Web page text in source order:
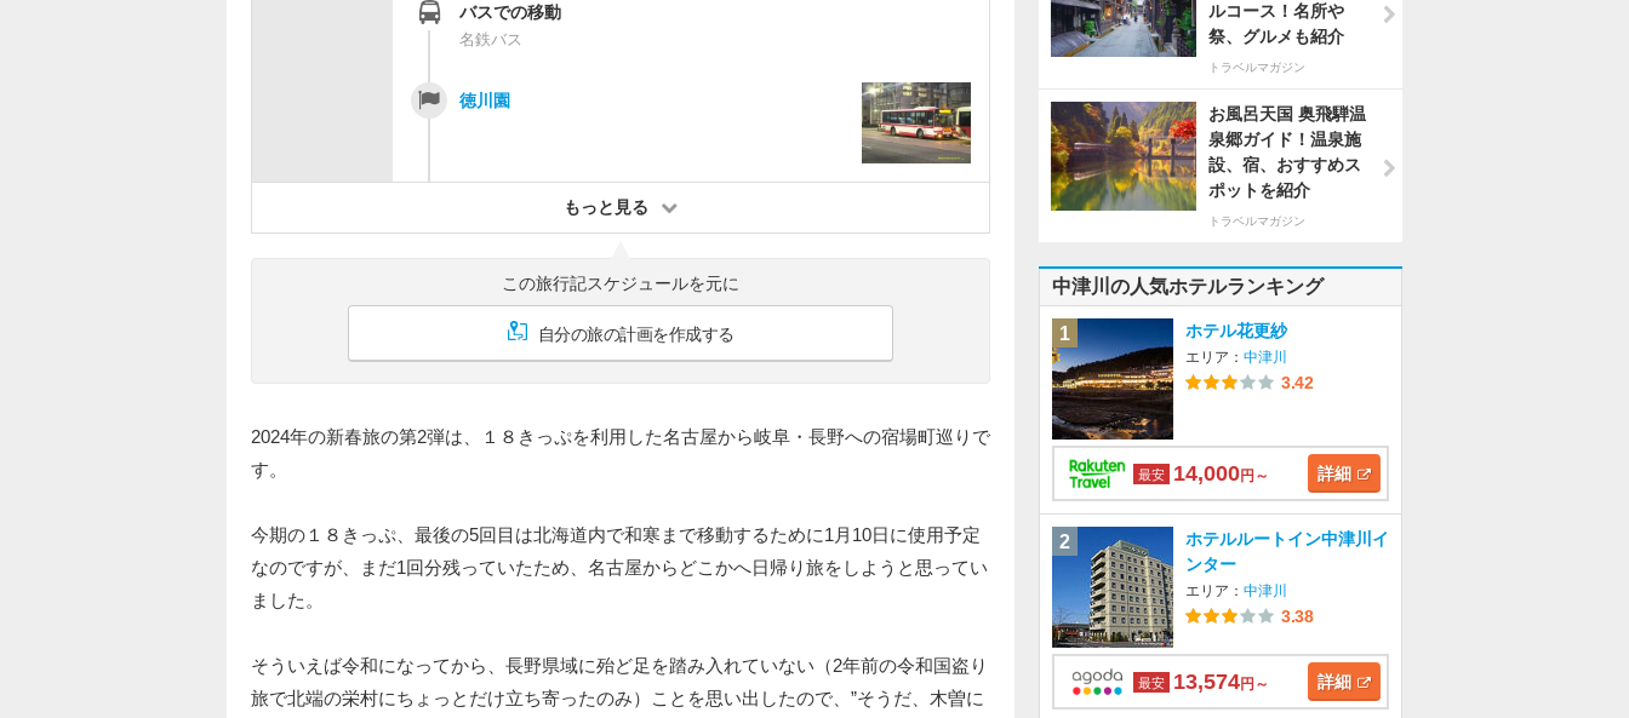
バスでの移動
名鉄バス
徳川園
もっと見る
この旅行記スケジュールを元に
自分の旅の計画を作成する
2024年の新春旅の第2弾は、１８きっぷを利用した名古屋から岐阜・長野への宿場町巡りで
す。
今期の１８きっぷ、最後の5回目は北海道内で和寒まで移動するために1月10日に使用予定
なのですが、まだ1回分残っていたため、名古屋からどこかへ日帰り旅をしようと思ってい
ました。
そういえば令和になってから、長野県域に殆ど足を踏み入れていない（2年前の令和国盗り
旅で北端の栄村にちょっとだけ立ち寄ったのみ）ことを思い出したので、”そうだ、木曽に
ルコース！名所や
祭、グルメも紹介
トラベルマガジン
お風呂天国 奥飛騨温
泉郷ガイド！温泉施
設、宿、おすすめス
ポットを紹介
トラベルマガジン
中津川の人気ホテルランキング
1 ホテル花更紗
エリア： 中津川
3.42
最安 14,000円～ 詳細
2
ホテルルートイン中津川イ
ンター
エリア： 中津川
3.38
最安 13,574円～ 詳細